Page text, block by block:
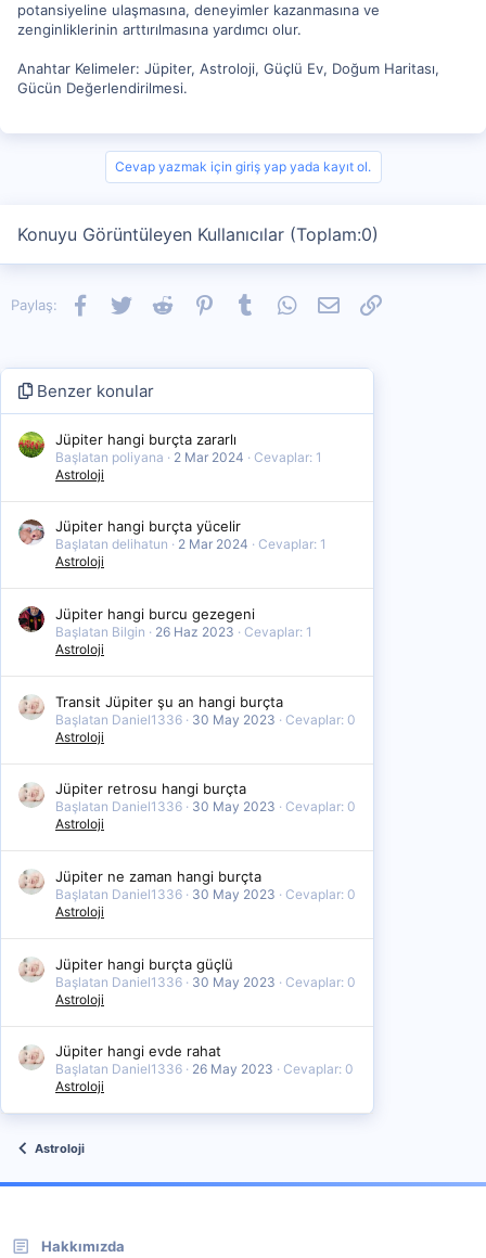
potansiyeline ulaşmasına, deneyimler kazanmasına ve
zenginliklerinin arttırılmasına yardımcı olur.
Anahtar Kelimeler: Jüpiter, Astroloji, Güçlü Ev, Doğum Haritası,
Gücün Değerlendirilmesi.
Cevap yazmak için giriş yap yada kayıt ol.
Konuyu Görüntüleyen Kullanıcılar (Toplam:0)
Paylaş: Facebook
TwitterReddit PinterestTumblrWhatsApp
E-postaLink
Benzer konular
Jüpiter hangi burçta zararlı
Başlatan poliyana 2 Mar 2024
Cevaplar: 1
Astroloji
Jüpiter hangi burçta yücelir
Başlatan delihatun 2 Mar 2024
Cevaplar: 1
Astroloji
Jüpiter hangi burcu gezegeni
Başlatan Bilgin 26 Haz 2023
Cevaplar: 1
Astroloji
Transit Jüpiter şu an hangi burçta
Başlatan Daniel1336 30 May 2023
Cevaplar: 0
Astroloji
Jüpiter retrosu hangi burçta
Başlatan Daniel1336 30 May 2023
Cevaplar: 0
Astroloji
Jüpiter ne zaman hangi burçta
Başlatan Daniel1336 30 May 2023
Cevaplar: 0
Astroloji
Jüpiter hangi burçta güçlü
Başlatan Daniel1336 30 May 2023
Cevaplar: 0
Astroloji
Jüpiter hangi evde rahat
Başlatan Daniel1336 26 May 2023
Cevaplar: 0
Astroloji
Astroloji
Hakkımızda